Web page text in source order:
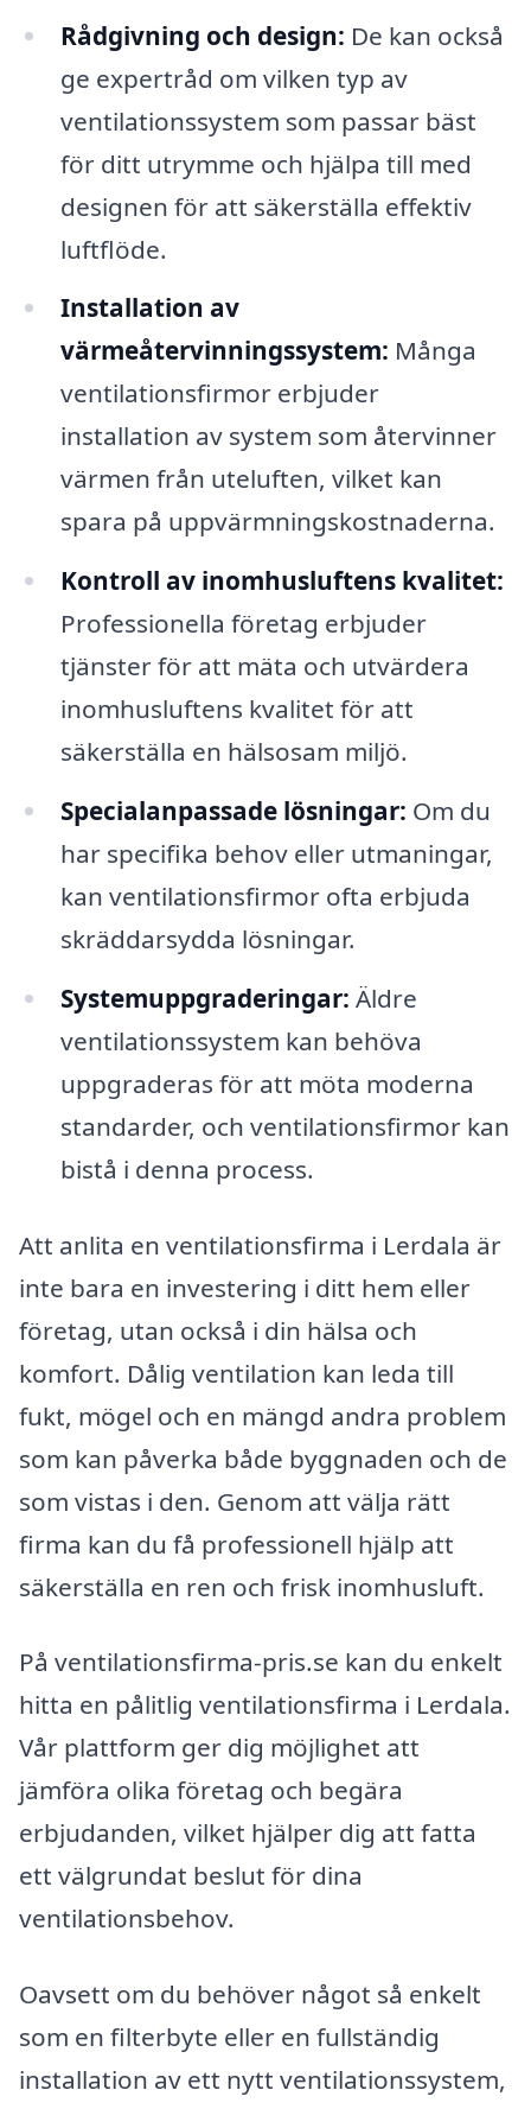
Rådgivning och design: De kan också
ge expertråd om vilken typ av
ventilationssystem som passar bäst
för ditt utrymme och hjälpa till med
designen för att säkerställa effektiv
luftflöde.
Installation av
värmeåtervinningssystem: Många
ventilationsfirmor erbjuder
installation av system som återvinner
värmen från uteluften, vilket kan
spara på uppvärmningskostnaderna.
Kontroll av inomhusluftens kvalitet:
Professionella företag erbjuder
tjänster för att mäta och utvärdera
inomhusluftens kvalitet för att
säkerställa en hälsosam miljö.
Specialanpassade lösningar: Om du
har specifika behov eller utmaningar,
kan ventilationsfirmor ofta erbjuda
skräddarsydda lösningar.
Systemuppgraderingar: Äldre
ventilationssystem kan behöva
uppgraderas för att möta moderna
standarder, och ventilationsfirmor kan
bistå i denna process.
Att anlita en ventilationsfirma i Lerdala är
inte bara en investering i ditt hem eller
företag, utan också i din hälsa och
komfort. Dålig ventilation kan leda till
fukt, mögel och en mängd andra problem
som kan påverka både byggnaden och de
som vistas i den. Genom att välja rätt
firma kan du få professionell hjälp att
säkerställa en ren och frisk inomhusluft.
På ventilationsfirma-pris.se kan du enkelt
hitta en pålitlig ventilationsfirma i Lerdala.
Vår plattform ger dig möjlighet att
jämföra olika företag och begära
erbjudanden, vilket hjälper dig att fatta
ett välgrundat beslut för dina
ventilationsbehov.
Oavsett om du behöver något så enkelt
som en filterbyte eller en fullständig
installation av ett nytt ventilationssystem,